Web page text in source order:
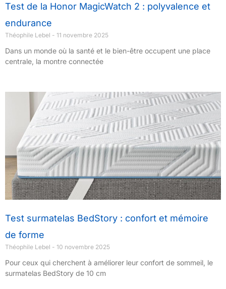
Test de la Honor MagicWatch 2 : polyvalence et
endurance
Théophile Lebel 11 novembre 2025
Dans un monde où la santé et le bien-être occupent une place
centrale, la montre connectée
Test surmatelas BedStory : confort et mémoire
de forme
Théophile Lebel 10 novembre 2025
Pour ceux qui cherchent à améliorer leur confort de sommeil, le
surmatelas BedStory de 10 cm